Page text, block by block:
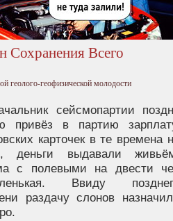
Сохранения Всего
геолого-геофизической молодости
сейсмопартии
привёз в партию
карточек в те времена
деньги выдавали
с полевыми на двести
Ввиду
раздачу слонов